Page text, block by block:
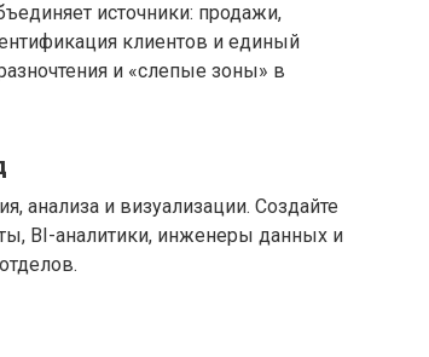
источники: продажи,
клиентов и единый
и «слепые зоны» в
анализа и визуализации. Создайте
BI-аналитики, инженеры данных и